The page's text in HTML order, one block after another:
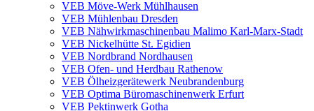
VEB Möve-Werk Mühlhausen
VEB Mühlenbau Dresden
VEB Nähwirkmaschinenbau Malimo Karl-Marx-Stadt
VEB Nickelhütte St. Egidien
VEB Nordbrand Nordhausen
VEB Ofen- und Herdbau Rathenow
VEB Ölheizgerätewerk Neubrandenburg
VEB Optima Büromaschinenwerk Erfurt
VEB Pektinwerk Gotha